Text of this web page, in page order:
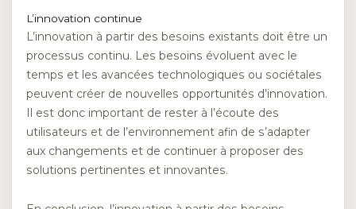
L’innovation continue
L’innovation à partir des besoins existants doit être un
processus continu. Les besoins évoluent avec le
temps et les avancées technologiques ou sociétales
peuvent créer de nouvelles opportunités d’innovation.
Il est donc important de rester à l’écoute des
utilisateurs et de l’environnement afin de s’adapter
aux changements et de continuer à proposer des
solutions pertinentes et innovantes.